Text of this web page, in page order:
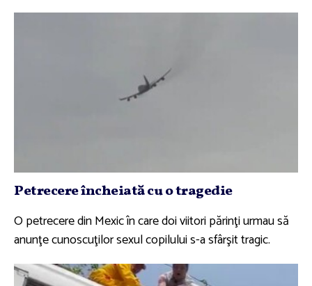
Petrecere încheiată cu o tragedie
O petrecere din Mexic în care doi viitori părinţi urmau să
anunţe cunoscuţilor sexul copilului s-a sfârşit tragic.